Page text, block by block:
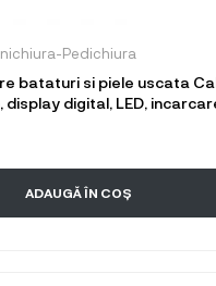
Pedichiura
bataturi si piele uscata
display digital, LED,
ADAUGĂ ÎN COȘ